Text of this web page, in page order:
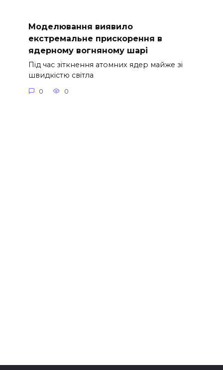
Моделювання виявило
екстремальне прискорення в
ядерному вогняному шарі
Під час зіткнення атомних ядер майже зі
швидкістю світла
0 0